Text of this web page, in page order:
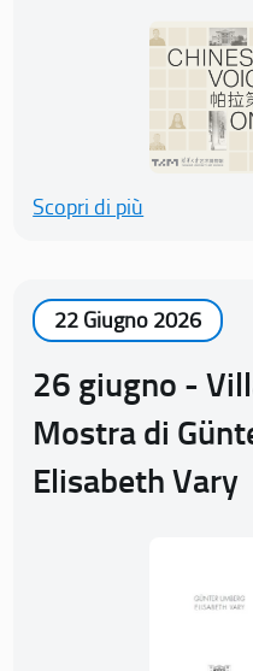
Scopri di più
22 Giugno 2026
26 giugno -
Mostra di
Elisabeth Vary